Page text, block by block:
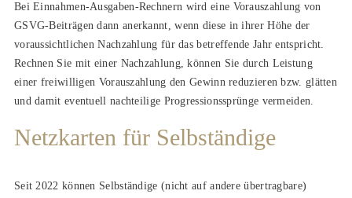
Bei Einnahmen-Ausgaben-Rechnern wird eine Vorauszahlung von
GSVG-Beiträgen dann anerkannt, wenn diese in ihrer Höhe der
voraussichtlichen Nachzahlung für das betreffende Jahr entspricht.
Rechnen Sie mit einer Nachzahlung, können Sie durch Leistung
einer freiwilligen Vorauszahlung den Gewinn reduzieren bzw. glätten
und damit eventuell nachteilige Progressionssprünge vermeiden.
Netzkarten für Selbständige
Seit 2022 können Selbständige (nicht auf andere übertragbare)